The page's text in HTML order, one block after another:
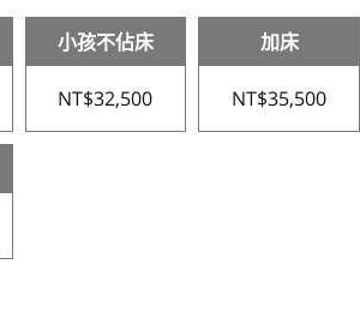
小孩不佔床
NT$32,500
加床
NT$35,500